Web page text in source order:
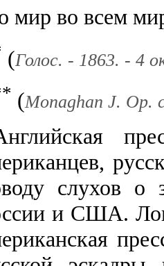
мир во всем
(Голос. - 1863. - 4
(Monaghan J. Op.
слухов о
и США.